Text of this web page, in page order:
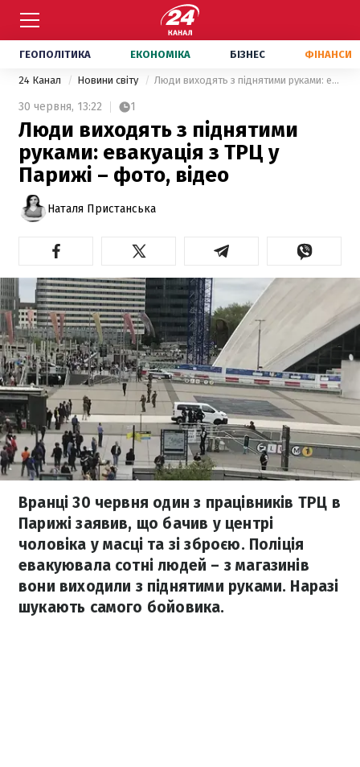
ГЕОПОЛІТИКА ЕКОНОМІКА БІЗНЕС ФІНАНСИ
24 Канал Новини світу Люди виходять з піднятими руками: евакуація з ТРЦ у Парижі – фото, відео
30 червня, 13:22 1
Люди виходять з піднятими
руками: евакуація з ТРЦ у
Парижі – фото, відео
Наталя Пристанська
Вранці 30 червня один з працівників ТРЦ в
Парижі заявив, що бачив у центрі
чоловіка у масці та зі зброєю. Поліція
евакуювала сотні людей – з магазинів
вони виходили з піднятими руками. Наразі
шукають самого бойовика.